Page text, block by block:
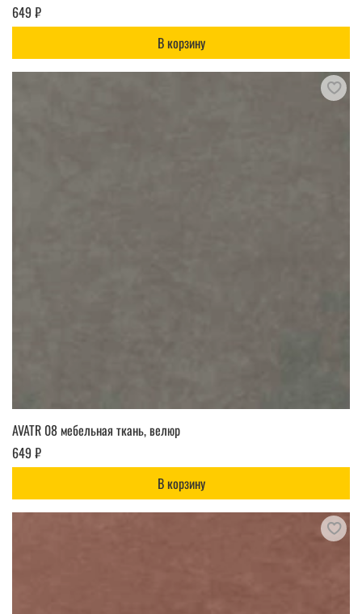
649 ₽
В корзину
AVATR 08 мебельная ткань, велюр
649 ₽
В корзину